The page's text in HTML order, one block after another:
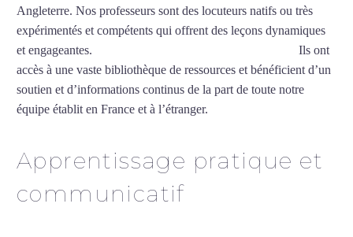
Angleterre. Nos professeurs sont des locuteurs natifs ou très
expérimentés et compétents qui offrent des leçons dynamiques
et engageantes.
Ils ont
accès à une vaste bibliothèque de ressources et bénéficient d’un
soutien et d’informations continus de la part de toute notre
équipe établit en France et à l’étranger.
Apprentissage pratique et
communicatif